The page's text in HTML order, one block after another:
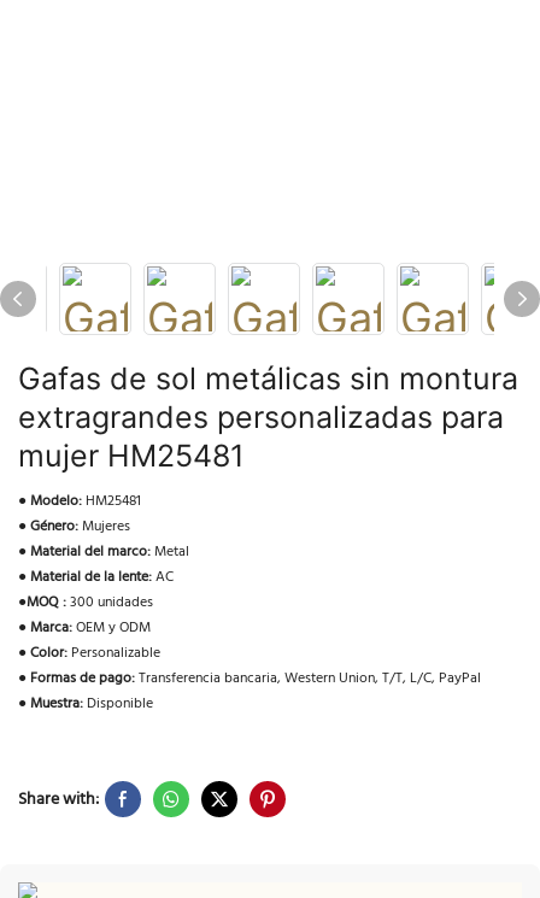
Gafas de sol metálicas sin montura
extragrandes personalizadas para
mujer HM25481
●Modelo: HM25481
●Género:Mujeres
●Material del marco:Metal
●Material de la lente:AC
●MOQ :300 unidades
●Marca:OEM y ODM
●Color: Personalizable
● Formas de pago:Transferencia bancaria, Western Union, T/T, L/C, PayPal
●Muestra: Disponible
Share with: